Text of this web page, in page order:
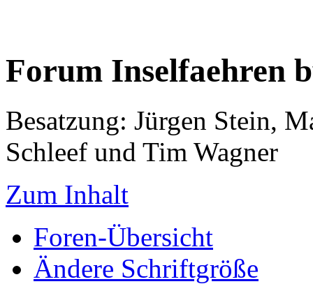
Forum Inselfaehren
Besatzung: Jürgen Stein,
Schleef und Tim Wagner
Zum Inhalt
Foren-Übersicht
Ändere Schriftgröße